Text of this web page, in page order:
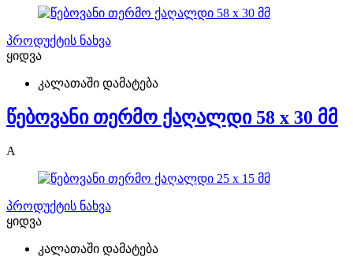
პროდუქტის ნახვა
ყიდვა
კალათაში დამატება
წებოვანი თერმო ქაღალდი 58 x 30 მმ
A
პროდუქტის ნახვა
ყიდვა
კალათაში დამატება